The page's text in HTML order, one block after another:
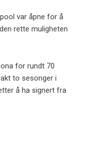
var åpne for å
rette muligheten
for rundt 70
to sesonger i
å ha signert fra